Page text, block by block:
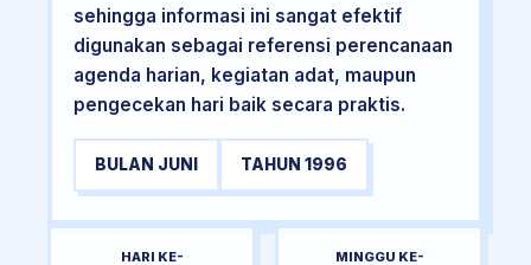
sehingga informasi ini sangat efektif
digunakan sebagai referensi perencanaan
agenda harian, kegiatan adat, maupun
pengecekan hari baik secara praktis.
BULAN JUNI TAHUN 1996
HARI KE- MINGGU KE-